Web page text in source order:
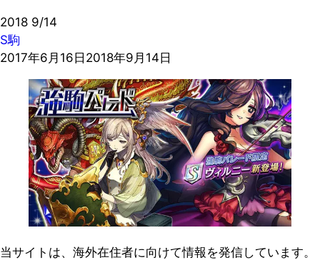
2018 9/14
S駒
2017年6月16日 2018年9月14日
当サイトは、海外在住者に向けて情報を発信しています。